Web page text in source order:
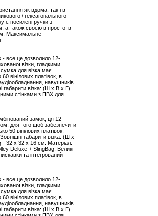
як вдома, так і в
/ гексагонального
є посилені ручки з
а також своєю в простої в
Максимальне
- все це дозволило 12-
візки, гладкими
для візка має
вінілових платівок, в
навушників
габарити візка: (Ш х В х Г)
стінками з ПВХ для
замок, ця 12-
для того щоб забезпечити
50 вінілових платівок.
габарити візка: (Ш х
- 32 x 32 x 16 см. Матеріал:
Deluxe + SlingBag; Великі
та інтегрований
- все це дозволило 12-
візки, гладкими
для візка має
вінілових платівок, в
навушників
габарити візка: (Ш х В х Г)